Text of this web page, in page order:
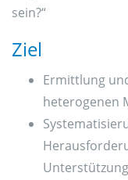
sein?“
Ziel
Ermittlung
heterogenen